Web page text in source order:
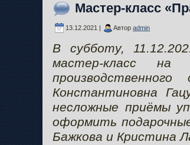
Мастер-класс
13.12.2021 | Авторadmin
В субботу,
мастер-класс на
Константиновна
несложные приёмы
оформить
Бажкова и Кристина